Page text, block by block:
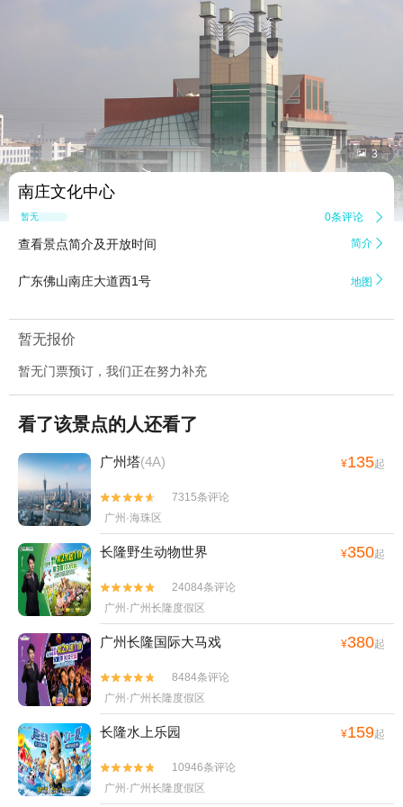
 3
南庄文化中心
暂无点评 0条评论 
查看景点简介及开放时间 简介 
广东佛山南庄大道西1号 地图 
暂无报价
暂无门票预订，我们正在努力补充
看了该景点的人还看了
广州塔(4A) ¥135起


7315条评论
广州·海珠区
长隆野生动物世界 ¥350起


24084条评论
广州·广州长隆度假区
广州长隆国际大马戏 ¥380起


8484条评论
广州·广州长隆度假区
长隆水上乐园 ¥159起


10946条评论
广州·广州长隆度假区